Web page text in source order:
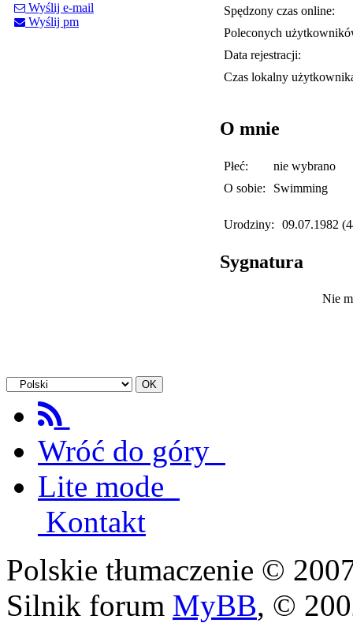
Wyślij e-mail
Wyślij pm
Spędzony czas online:
Poleconych
Data rejestracji:
Czas lokalny
O mnie
Płeć:
nie wybrano
O sobie:
Swimming
Urodziny: 09.07.1982
Sygnatura
Nie
Wróć do góry
Lite mode
Kontakt
Polskie tłumaczenie ©
Silnik forum MyBB, ©